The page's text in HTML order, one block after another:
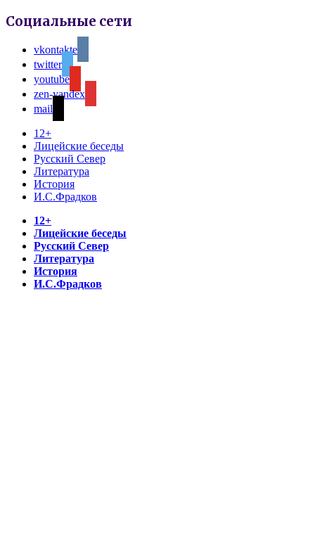
Социальные сети
vkontakte
twitter
youtube
zen-yandex
mail
12+
Лицейские беседы
Русский Север
Литература
История
И.С.Фрадков
12+
Лицейские беседы
Русский Север
Литература
История
И.С.Фрадков